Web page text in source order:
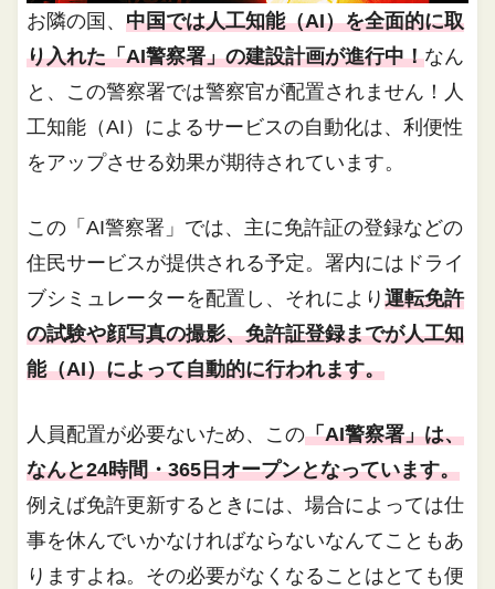
お隣の国、中国では人工知能（AI）を全面的に取
り入れた「AI警察署」の建設計画が進行中！なん
と、この警察署では警察官が配置されません！人
工知能（AI）によるサービスの自動化は、利便性
をアップさせる効果が期待されています。
この「AI警察署」では、主に免許証の登録などの
住民サービスが提供される予定。署内にはドライ
ブシミュレーターを配置し、それにより運転免許
の試験や顔写真の撮影、免許証登録までが人工知
能（AI）によって自動的に行われます。
人員配置が必要ないため、この「AI警察署」は、
なんと24時間・365日オープンとなっています。
例えば免許更新するときには、場合によっては仕
事を休んでいかなければならないなんてこともあ
りますよね。その必要がなくなることはとても便